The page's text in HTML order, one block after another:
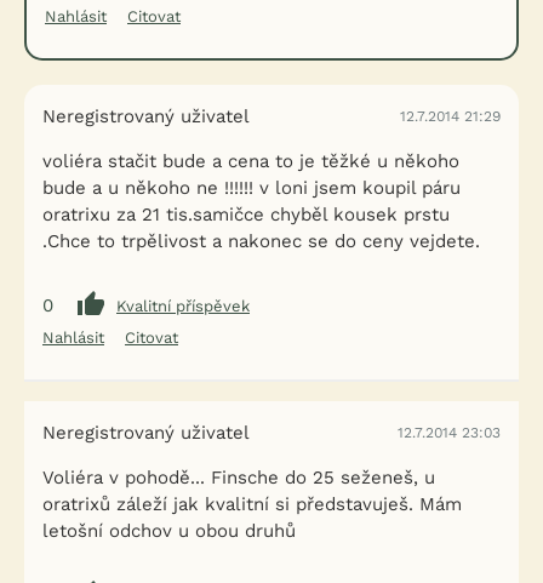
Nahlásit
Citovat
Neregistrovaný uživatel 12.7.2014 21:29
voliéra stačit bude a cena to je těžké u někoho
bude a u někoho ne !!!!!! v loni jsem koupil páru
oratrixu za 21 tis.samičce chyběl kousek prstu
.Chce to trpělivost a nakonec se do ceny vejdete.
0
Kvalitní příspěvek
Nahlásit
Citovat
Neregistrovaný uživatel 12.7.2014 23:03
Voliéra v pohodě... Finsche do 25 seženeš, u
oratrixů záleží jak kvalitní si představuješ. Mám
letošní odchov u obou druhů